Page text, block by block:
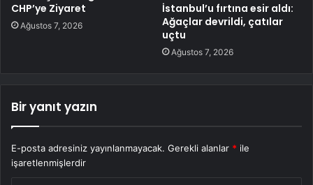
CHP’ye Ziyaret
Ağustos 7, 2026
İstanbul’u fırtına esir aldı:
Ağaçlar devrildi, çatılar
uçtu
Ağustos 7, 2026
Bir yanıt yazın
E-posta adresiniz yayınlanmayacak. Gerekli alanlar * ile
işaretlenmişlerdir